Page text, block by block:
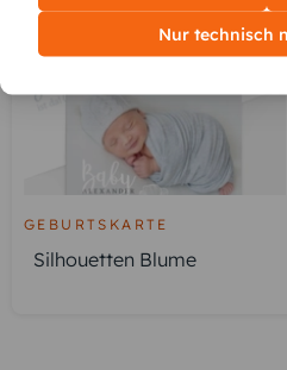
GEBURTSKARTE
Silhouetten Blume
Nur technisch